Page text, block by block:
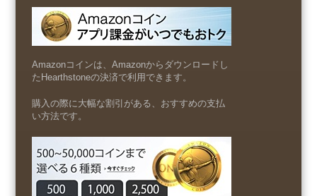
Amazonコインは、Amazonからダウンロードし
たHearthstoneの決済で利用できます。
購入の際に大幅な割引がある、おすすめの支払
い方法です。